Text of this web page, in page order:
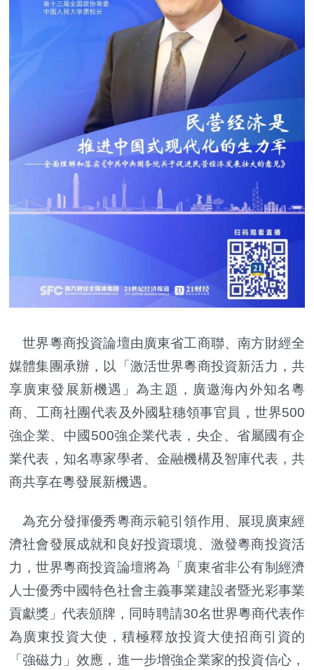
世界粵商投資論壇由廣東省工商聯、南方財經全
媒體集團承辦，以「激活世界粵商投資新活力，共
享廣東發展新機遇」為主題，廣邀海內外知名粵
商、工商社團代表及外國駐穗領事官員，世界500
強企業、中國500強企業代表，央企、省屬國有企
業代表，知名專家學者、金融機構及智庫代表，共
商共享在粵發展新機遇。
為充分發揮優秀粵商示範引領作用、展現廣東經
濟社會發展成就和良好投資環境、激發粵商投資活
力，世界粵商投資論壇將為「廣東省非公有制經濟
人士優秀中國特色社會主義事業建設者暨光彩事業
貢獻獎」代表頒牌，同時聘請30名世界粵商代表作
為廣東投資大使，積極釋放投資大使招商引資的
「強磁力」效應，進一步增強企業家的投資信心，